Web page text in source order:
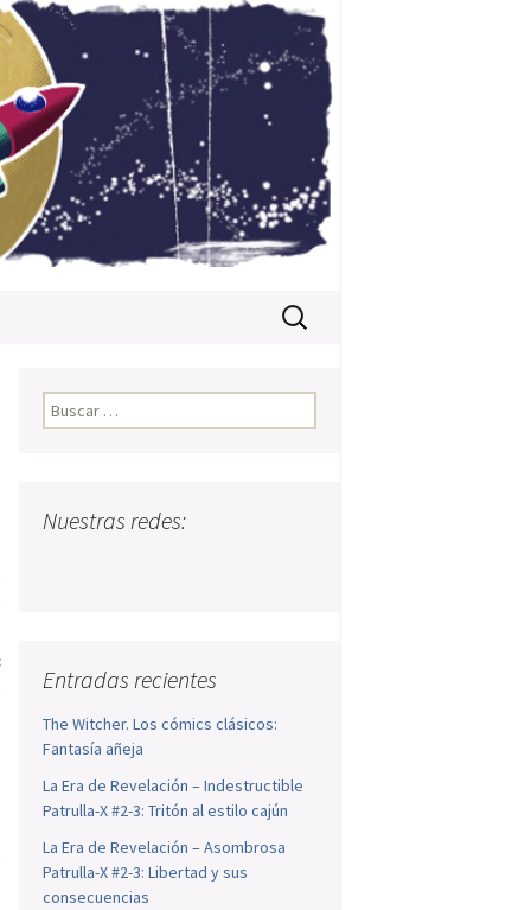
Buscar:
Buscar:
Nuestras redes:
Entradas recientes
The Witcher. Los cómics clásicos:
Fantasía añeja
La Era de Revelación – Indestructible
Patrulla-X #2-3: Tritón al estilo cajún
La Era de Revelación – Asombrosa
Patrulla-X #2-3: Libertad y sus
consecuencias